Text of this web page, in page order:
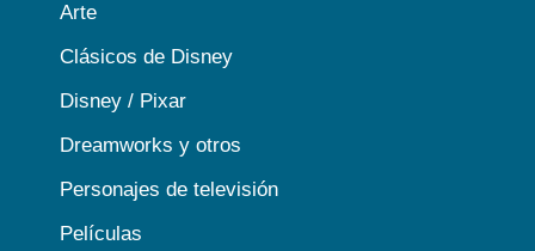
Arte
Clásicos de Disney
Disney / Pixar
Dreamworks y otros
Personajes de televisión
Películas